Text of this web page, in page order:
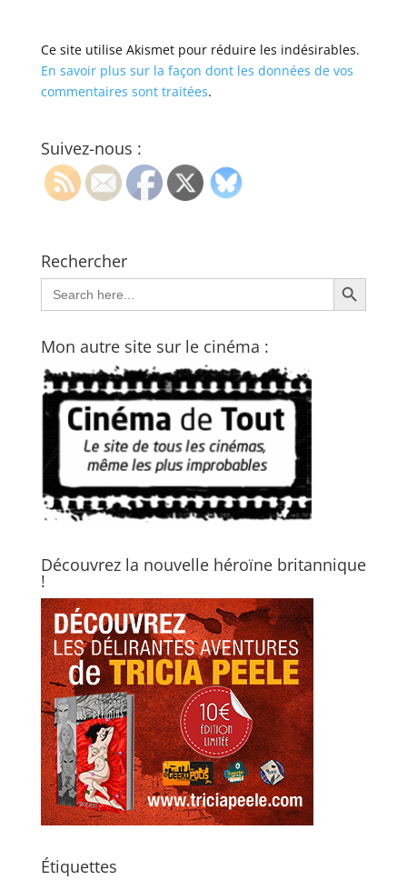
Ce site utilise Akismet pour réduire les indésirables.
En savoir plus sur la façon dont les données de vos
commentaires sont traitées.
Suivez-nous :
Rechercher
Search
for:
Search Button
Mon autre site sur le cinéma :
Découvrez la nouvelle héroïne britannique
!
Étiquettes